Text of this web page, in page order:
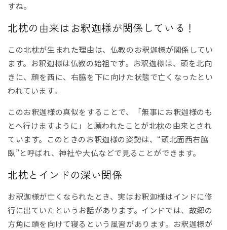
すね。
北枕の由来はお釈迦様が関係している！
この北枕が生まれた理由は、仏教のお釈迦様が関係してい
ます。お釈迦様は仏教の始祖です。お釈迦様は、頭を北向
きに、顔を西に、右脇を下に向けた状態で亡くなったとい
われています。
このお釈迦様の真似をすることで、「無事にお釈迦様のも
とへ行けますように」と願われたことが北枕の由来とされ
ています。このときのお釈迦様の姿勢は、“頭北面西右脇
臥”と呼ばれ、神社や大仏などで見ることができます。
北枕とインドの深い関係
お釈迦様が亡くなられたとき、実はお釈迦様はインドに修
行に出ていたというお話があります。インドでは、故郷の
方角に頭を向けて寝るという風習があります。お釈迦様が